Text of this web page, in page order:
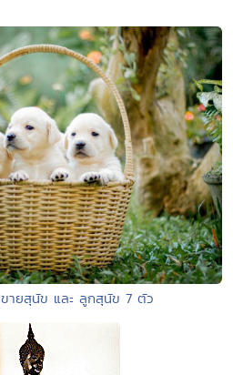
ขายสุนัข และ ลูกสุนัข 7 ตัว